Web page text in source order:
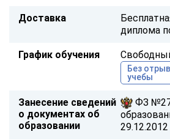
Доставка
диплома
График обучения
Без
учебы
Занесение сведений
о документах об
образовании
ФЗ
29.12.2012